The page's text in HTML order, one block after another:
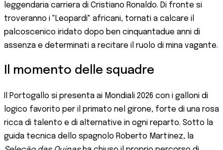
leggendaria carriera di Cristiano Ronaldo. Di fronte si
troveranno i "Leopardi" africani, tornati a calcare il
palcoscenico iridato dopo ben cinquantadue anni di
assenza e determinati a recitare il ruolo di mina vagante.
Il momento delle squadre
Il Portogallo si presenta ai Mondiali 2026 con i galloni di
logico favorito per il primato nel girone, forte di una rosa
ricca di talento e di alternative in ogni reparto. Sotto la
guida tecnica dello spagnolo Roberto Martínez, la